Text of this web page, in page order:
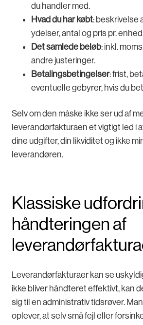
du handler med.
Hvad du har købt: beskrivelse
ydelser, antal og pris pr.
Det samlede beløb: inkl.
andre justeringer.
Betalingsbetingelser: frist,
eventuelle gebyrer, hvis du
Selv om den måske ikke ser ud af
leverandørfakturaen et vigtigt led i
dine udgifter, din likviditet og ikke
leverandøren.
Klassiske
håndteringen af
Leverandørfakturaer kan se
ikke bliver håndteret effektivt, kan
sig til en administrativ tidsrøver.
oplever, at selv små fejl eller